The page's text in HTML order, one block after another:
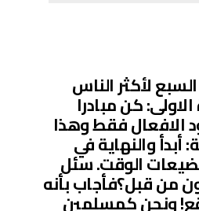
لأكثر الناس
كن مبادرا
الافعال فقط وهذا
والنهاية في
الوقت. سئل
من قبل؟فأجاب بأنه
ونحن كمسلمين